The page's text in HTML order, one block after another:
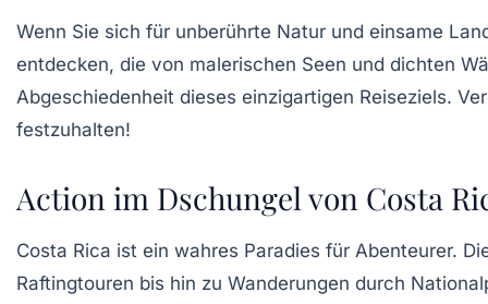
Wenn Sie sich für unberührte Natur und einsame
entdecken, die von malerischen Seen und dichten
Abgeschiedenheit dieses einzigartigen Reiseziels.
festzuhalten!
Action im Dschungel von Costa
Costa Rica ist ein wahres Paradies für Abenteurer.
Raftingtouren bis hin zu Wanderungen durch